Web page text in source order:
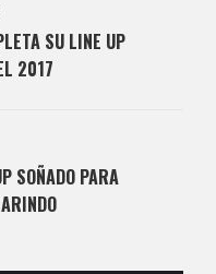
SU LINE UP
2017
SOÑADO PARA